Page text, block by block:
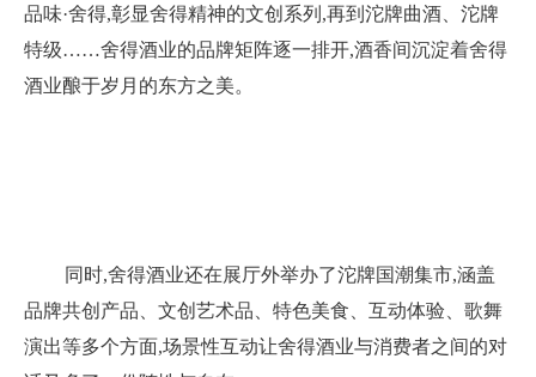
品味·舍得,彰显舍得精神的文创系列,再到沱牌曲酒、沱牌
特级……舍得酒业的品牌矩阵逐一排开,酒香间沉淀着舍得
酒业酿于岁月的东方之美。
同时,舍得酒业还在展厅外举办了沱牌国潮集市,涵盖
品牌共创产品、文创艺术品、特色美食、互动体验、歌舞
演出等多个方面,场景性互动让舍得酒业与消费者之间的对